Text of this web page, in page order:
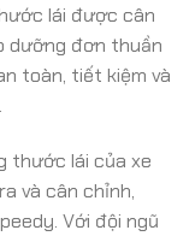
lái được cân
dưỡng đơn thuần
toàn, tiết kiệm và
thước lái của xe
và cân chỉnh,
Với đội ngũ